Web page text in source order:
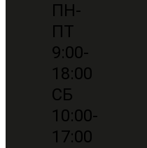
ПН-
ПТ
9:00-
18:00
СБ
10:00-
17:00